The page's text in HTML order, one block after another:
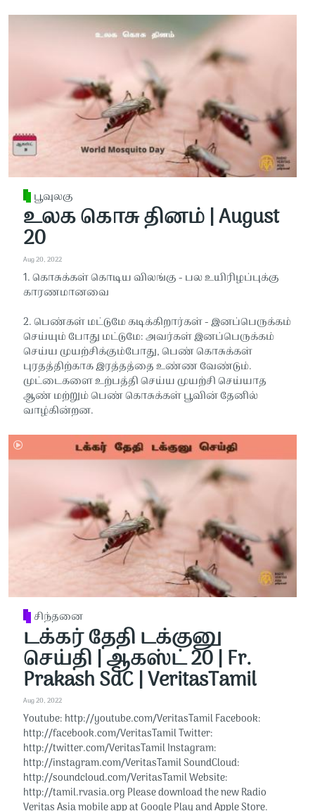
பூவுலகு
உலக கொசு தினம் | August
20
Aug 20, 2022
1. கொசுக்கள் கொடிய விலங்கு - பல உயிரிழப்புக்கு
காரணமானவை
2. பெண்கள் மட்டுமே கடிக்கிறார்கள் - இனப்பெருக்கம்
செய்யும் போது மட்டுமே: அவர்கள் இனப்பெருக்கம்
செய்ய முயற்சிக்கும்போது, ​​​​பெண் கொசுக்கள்
புரதத்திற்காக இரத்தத்தை உண்ண வேண்டும்.
முட்டைகளை உற்பத்தி செய்ய முயற்சி செய்யாத
ஆண் மற்றும் பெண் கொசுக்கள் பூவின் தேனில்
வாழ்கின்றன.
சிந்தனை
டக்கர் தேதி டக்குனு
செய்தி | ஆகஸ்ட் 20 | Fr.
Prakash SdC | VeritasTamil
Aug 20, 2022
Youtube: http://youtube.com/VeritasTamil​​ Facebook:
http://facebook.com/VeritasTamil​​ Twitter:
http://twitter.com/VeritasTamil​​ Instagram:
http://instagram.com/VeritasTamil​​ SoundCloud:
http://soundcloud.com/VeritasTamil​​ Website:
http://tamil.rvasia.org Please download the new Radio